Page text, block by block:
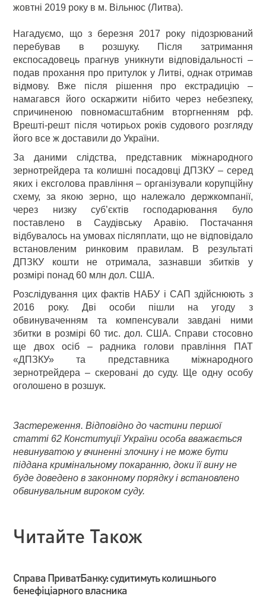
жовтні 2019 року в м. Вільнюс (Литва).
Нагадуємо, що з березня 2017 року підозрюваний
перебував в розшуку. Після затримання
експосадовець прагнув уникнути відповідальності –
подав прохання про притулок у Литві, однак отримав
відмову. Вже після рішення про екстрадицію –
намагався його оскаржити нібито через небезпеку,
спричиненою повномасштабним вторгненням рф.
Врешті-решт після чотирьох років судового розгляду
його все ж доставили до України.
За даними слідства, представник міжнародного
зернотрейдера та колишні посадовці ДПЗКУ – серед
яких і ексголова правління – організували корупційну
схему, за якою зерно, що належало держкомпанії,
через низку суб’єктів господарювання було
поставлено в Саудівську Аравію. Постачання
відбувалось на умовах післяплати, що не відповідало
встановленим ринковим правилам. В результаті
ДПЗКУ кошти не отримала, зазнавши збитків у
розмірі понад 60 млн дол. США.
Розслідування цих фактів НАБУ і САП здійснюють з
2016 року. Дві особи пішли на угоду з
обвинуваченням та компенсували завдані ними
збитки в розмірі 60 тис. дол. США. Справи стосовно
ще двох осіб – радника голови правління ПАТ
«ДПЗКУ» та представника міжнародного
зернотрейдера – скеровані до суду. Ще одну особу
оголошено в розшук.
Застереження. Відповідно до частини першої
статті 62 Конституції України особа вважається
невинуватою у вчиненні злочину і не може бути
піддана кримінальному покаранню, доки її вину не
буде доведено в законному порядку і встановлено
обвинувальним вироком суду.
Читайте Також
Справа ПриватБанку: судитимуть колишнього
бенефіціарного власника